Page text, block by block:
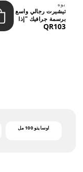
بوه
تيشيرت رجالي واسع
برسمة جرافيك "إذا
لم نُعجبك...
QR103
أوسايتو 100 مل